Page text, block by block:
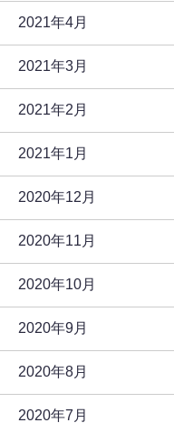
2021年4月
2021年3月
2021年2月
2021年1月
2020年12月
2020年11月
2020年10月
2020年9月
2020年8月
2020年7月